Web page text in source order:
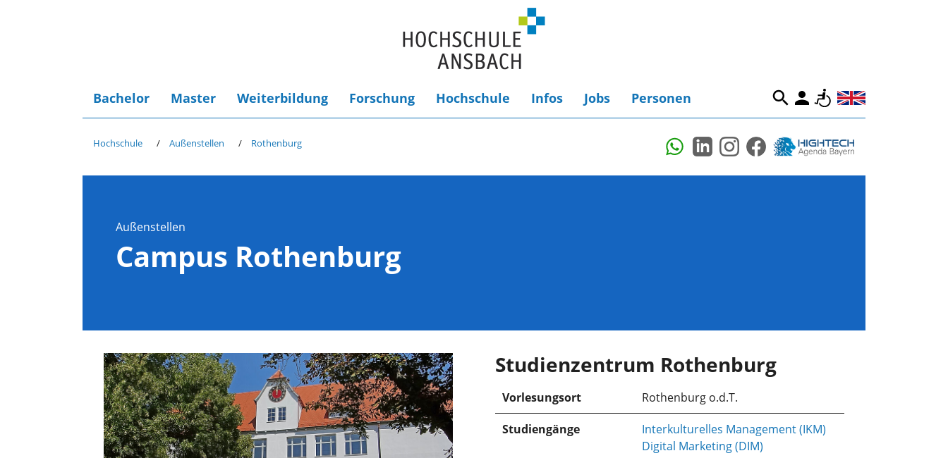
Bachelor Master Weiterbildung Forschung Hochschule Infos Jobs Personen
Hochschule Außenstellen Rothenburg
Außenstellen
Campus Rothenburg
Studienzentrum Rothenburg
Vorlesungsort Rothenburg o.d.T.
Studiengänge
Interkulturelles Management (IKM)
Digital Marketing (DIM)